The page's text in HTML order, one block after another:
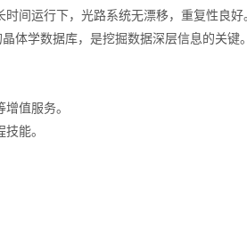
间运行下，光路系统无漂移，重复性良好
体学数据库，是挖掘数据深层信息的关键
增值服务。
技能。